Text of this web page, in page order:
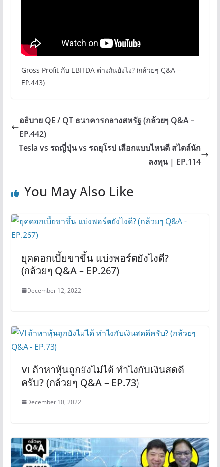
Gross Profit กับ EBITDA ต่างกันยังไง? (กล้วยๆ Q&A –
EP.443)
อธิบาย QE / QT ธนาคารกลางสหรัฐ (กล้วยๆ Q&A –
EP.442)
Tesla vs รถญี่ปุ่น vs รถยุโรป เลือกแบบไหนดี สไตล์นัก
ลงทุน | EP.114
You May Also Like
ยุคดอกเบี้ยขาขึ้น แบ่งพอร์ตยังไงดี?
(กล้วยๆ Q&A – EP.267)
December 12, 2022
VI ถ้าหาหุ้นถูกยังไม่ได้ ทำไงกับเงินสดดี
ครับ? (กล้วยๆ Q&A – EP.73)
December 10, 2022